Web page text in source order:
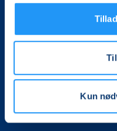
Kun
Telefontid - OBS!
Mandag kl. 13-14
Tirsdag, onsdag,